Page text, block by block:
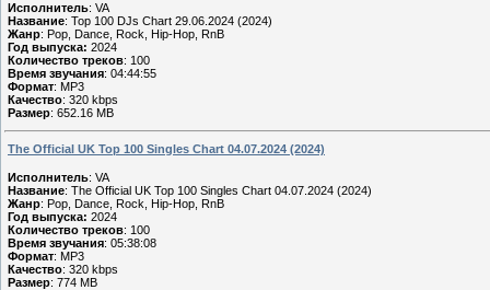
Исполнитель: VA
Название: Top 100 DJs Chart 29.06.2024 (2024)
Жанр: Pop, Dance, Rock, Hip-Hop, RnB
Год выпуска: 2024
Количество треков: 100
Время звучания: 04:44:55
Формат: MP3
Качество: 320 kbps
Размер: 652.16 MB
The Official UK Top 100 Singles Chart 04.07.2024 (2024)
Исполнитель: VA
Название: The Official UK Top 100 Singles Chart 04.07.2024 (2024)
Жанр: Pop, Dance, Rock, Hip-Hop, RnB
Год выпуска: 2024
Количество треков: 100
Время звучания: 05:38:08
Формат: MP3
Качество: 320 kbps
Размер: 774 MB